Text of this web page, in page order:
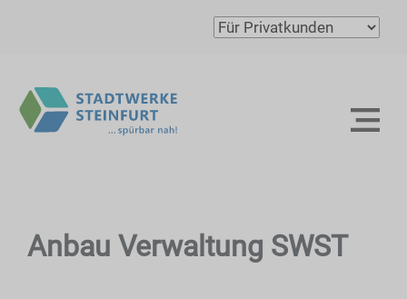
Anbau Verwaltung SWST